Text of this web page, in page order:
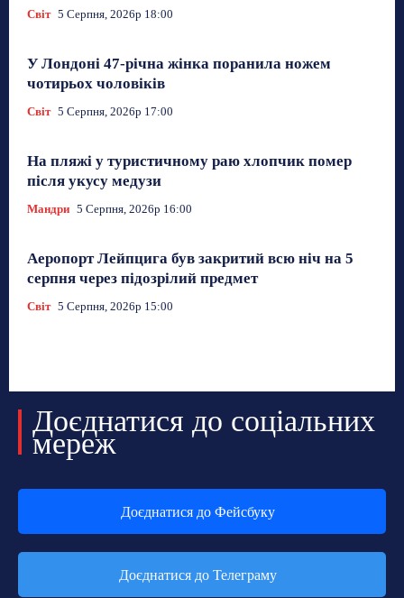
Світ 5 Серпня, 2026р 18:00
У Лондоні 47-річна жінка поранила ножем
чотирьох чоловіків
Світ 5 Серпня, 2026р 17:00
На пляжі у туристичному раю хлопчик помер
після укусу медузи
Мандри 5 Серпня, 2026р 16:00
Аеропорт Лейпцига був закритий всю ніч на 5
серпня через підозрілий предмет
Світ 5 Серпня, 2026р 15:00
Доєднатися до соціальних
мереж
Доєднатися до Фейсбуку
Доєднатися до Телеграму